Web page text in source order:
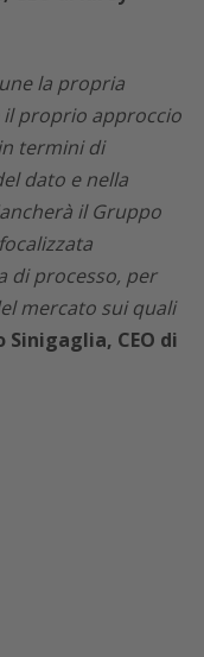
la propria
il proprio approccio
termini di
dato e nella
il Gruppo
di processo, per
mercato sui quali
Sinigaglia, CEO di